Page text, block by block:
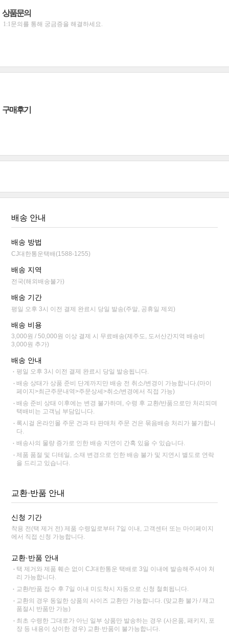
상품문의
1:1문의를 통해 궁금증을 해결하세요.
구매후기
배송 안내
배송 방법
CJ대한통운택배(1588-1255)
배송 지역
전국(해외배송불가)
배송 기간
평일 오후 3시 이전 결제 완료시 당일 발송(주말, 공휴일 제외)
배송 비용
3,000원 / 50,000원 이상 결제 시 무료배송(제주도, 도서산간지역 배송비
3,000원 추가)
배송 안내
평일 오후 3시 이전 결제 완료시 당일 발송됩니다.
배송 상태가 상품 준비 단계까지만 배송 전 취소/변경이 가능합니다.(마이
페이지>최근주문내역>주문상세>취소/변경에서 직접 가능)
배송 준비 상태 이후에는 변경 불가하며, 수령 후 교환/반품으로만 처리되며
택배비는 고객님 부담입니다.
록시걸 온라인몰 주문 건과 타 판매처 주문 건은 묶음배송 처리가 불가합니
다.
배송사의 물량 증가로 인한 배송 지연이 간혹 있을 수 있습니다.
제품 품절 및 디테일, 소재 변경으로 인한 배송 불가 및 지연시 별도로 연락
을 드리고 있습니다.
교환·반품 안내
신청 기간
착용 전(택 제거 전) 제품 수령일로부터 7일 이내, 고객센터 또는 마이페이지
에서 직접 신청 가능합니다.
교환·반품 안내
택 제거와 제품 훼손 없이 CJ대한통운 택배로 3일 이내에 발송해주셔야 처
리 가능합니다.
교환/반품 접수 후 7일 이내 미도착시 자동으로 신청 철회됩니다.
교환의 경우 동일한 상품의 사이즈 교환만 가능합니다. (맞교환 불가 / 재고
품절시 반품만 가능)
최초 수령한 그대로가 아닌 일부 상품만 발송하는 경우 (사은품, 패키지, 포
장 등 내용이 상이한 경우) 교환·반품이 불가능합니다.